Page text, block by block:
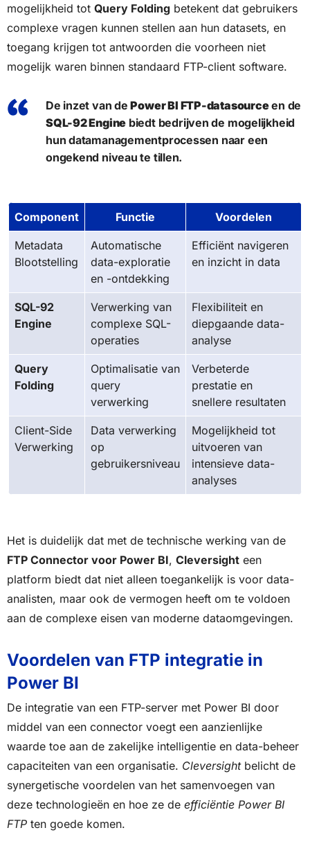
mogelijkheid tot Query Folding betekent dat gebruikers
complexe vragen kunnen stellen aan hun datasets, en
toegang krijgen tot antwoorden die voorheen niet
mogelijk waren binnen standaard FTP-client software.
De inzet van dePower BI FTP-datasourceen de
SQL-92 Engine biedt bedrijven de mogelijkheid
hun datamanagementprocessen naar een
ongekend niveau te tillen.
Component Functie Voordelen
Metadata
Blootstelling
Automatische
data-exploratie
en -ontdekking
Efficiënt navigeren
en inzicht in data
SQL-92
Engine
Verwerking van
complexe SQL-
operaties
Flexibiliteit en
diepgaande data-
analyse
Query
Folding
Optimalisatie van
query
verwerking
Verbeterde
prestatie en
snellere resultaten
Client-Side
Verwerking
Data verwerking
op
gebruikersniveau
Mogelijkheid tot
uitvoeren van
intensieve data-
analyses
Het is duidelijk dat met de technische werking van de
FTP Connector voor Power BI, Cleversight een
platform biedt dat niet alleen toegankelijk is voor data-
analisten, maar ook de vermogen heeft om te voldoen
aan de complexe eisen van moderne dataomgevingen.
Voordelen van FTP integratie in
Power BI
De integratie van een FTP-server met Power BI door
middel van een connector voegt een aanzienlijke
waarde toe aan de zakelijke intelligentie en data-beheer
capaciteiten van een organisatie. Cleversightbelicht de
synergetische voordelen van het samenvoegen van
deze technologieën en hoe ze de efficiëntie Power BI
FTP ten goede komen.